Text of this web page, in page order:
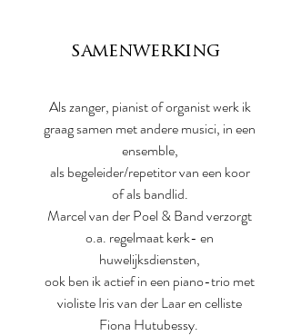
samenwerking
Als zanger, pianist of organist werk ik
graag samen met andere musici, in een
ensemble,
als begeleider/repetitor van een koor
of als bandlid.
Marcel van der Poel & Band verzorgt
o.a. regelmaat kerk- en
huwelijksdiensten,
ook ben ik actief in een piano-trio met
violiste Iris van der Laar en celliste
Fiona Hutubessy.